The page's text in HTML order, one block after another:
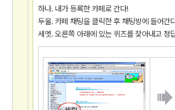
하나. 내가 등록한 카페로 간다!
두울. 카페 채팅을 클릭한 후 채팅방에 들어간
세엣. 오른쪽 아래에 있는 퀴즈를 찾아내고 정